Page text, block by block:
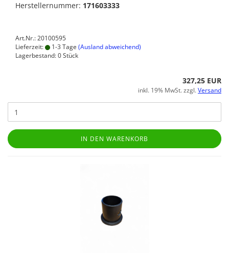
Herstellernummer: 171603333
Art.Nr.: 20100595
Lieferzeit:
1-3 Tage (Ausland abweichend)
Lagerbestand: 0 Stück
327,25 EUR
inkl. 19% MwSt. zzgl.Versand
IN DEN WARENKORB